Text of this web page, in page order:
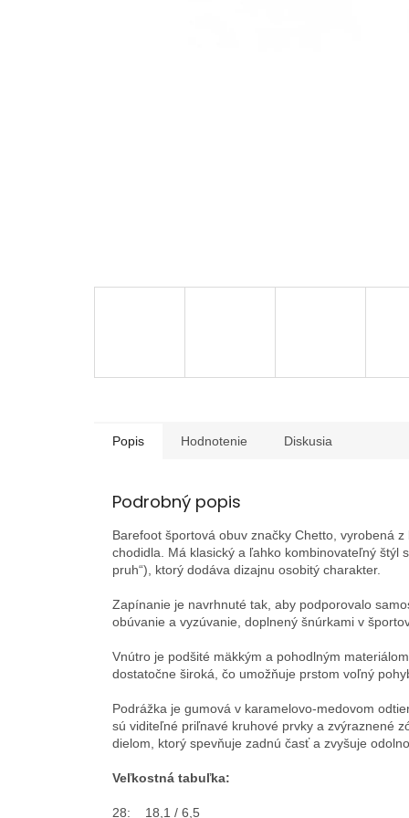
Popis Hodnotenie Diskusia
Podrobný popis
Barefoot športová obuv značky Chetto , vyrobená
chodidla. Má klasický a ľahko kombinovateľný štýl
pruh“), ktorý dodáva dizajnu osobitý charakter.
Zapínanie je navrhnuté tak, aby podporovalo
obúvanie a vyzúvanie, doplnený šnúrkami v
Vnútro je podšité mäkkým a pohodlným
dostatočne široká, čo umožňuje prstom voľný
Podrážka je gumová v karamelovo-medovom
sú viditeľné priľnavé kruhové prvky a zvýraznené
dielom, ktorý spevňuje zadnú časť a zvyšuje
Veľkostná tabuľka:
28: 18,1 / 6,5